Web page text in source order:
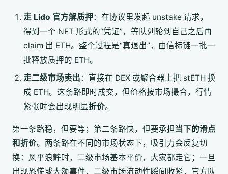
走 Lido 官方解质押：在协议里发起 unstake 请求，
得到一个 NFT 形式的“凭证”，等队列轮到自己之后再
claim 出 ETH。整个过程是“真退出”，由信标链一批一
批释放质押的 ETH。
走二级市场卖出：直接在 DEX 或聚合器上把 stETH 换
成 ETH。这条路即时成交，但价格按市场撮合，行情
紧张时会出现明显折价。
第一条路稳，但要等；第二条路快，但要承担 当下的滑点
和折价。两条路在不同的市场状态下，吸引力会反复切
换：风平浪静时，二级市场基本平价，大家都走它；一旦
出现恐慌或大额事件，二级市场流动性瞬间收紧，官方队